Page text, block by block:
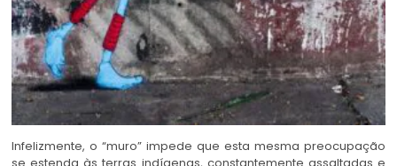
Infelizmente, o “muro” impede que esta mesma preocupação